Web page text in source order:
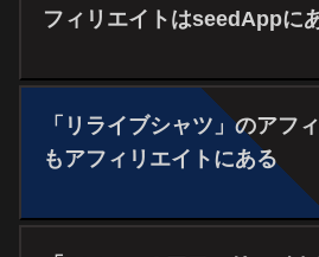
フィリエイトはseedAppに
「リライブシャツ」のアフ
もアフィリエイトにある